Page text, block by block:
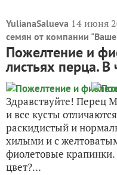
YulianaSalueva 14 июня
семян от компании
Пожелтение и
листьях перца.
Здравствуйте! Перец
и все кусты
раскидистый и
хилыми и с
фиолетовые крапинки.
цвет?...